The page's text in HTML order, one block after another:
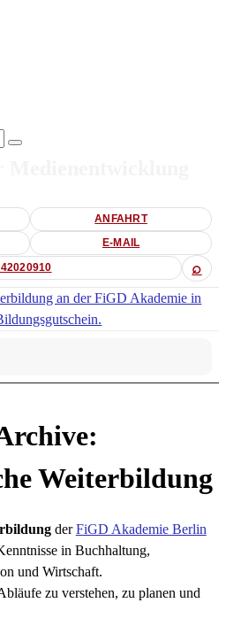
ANFAHRT
E-MAIL
⌕
Weiterbildung
derFiGD Akademie Berlin
in Buchhaltung,
und Wirtschaft.
zu verstehen, zu planen und